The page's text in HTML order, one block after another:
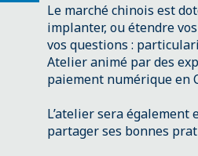
Le marché chinois est
implanter, ou étendre
vos questions :
Atelier animé par des
paiement numérique en
L’atelier sera
partager ses bonnes